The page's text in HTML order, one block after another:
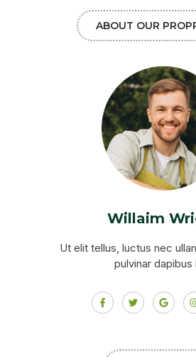
ABOUT OUR
Willaim
Ut elit tellus, luctus nec
pulvinar dapibus